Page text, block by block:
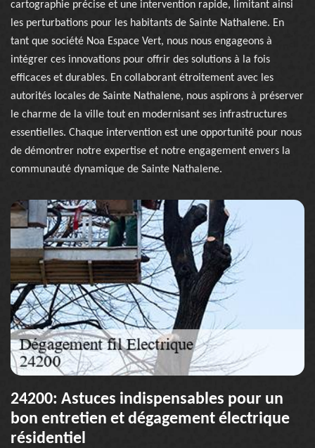
cartographie précise et une intervention rapide, limitant ainsi
les perturbations pour les habitants de Sainte Nathalene. En
tant que société Noa Espace Vert, nous nous engageons à
intégrer ces innovations pour offrir des solutions à la fois
efficaces et durables. En collaborant étroitement avec les
autorités locales de Sainte Nathalene, nous aspirons à préserver
le charme de la ville tout en modernisant ses infrastructures
essentielles. Chaque intervention est une opportunité pour nous
de démontrer notre expertise et notre engagement envers la
communauté dynamique de Sainte Nathalene.
24200: Astuces indispensables pour un
bon entretien et dégagement électrique
résidentiel